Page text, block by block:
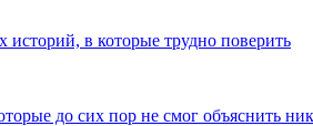
в которые трудно поверить
до сих пор не смог объяснить